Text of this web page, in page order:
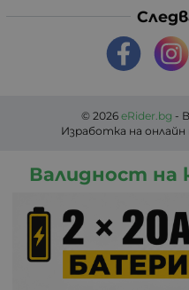
© 2026 eRider.bg -
Изработка на онлайн
Валидност на